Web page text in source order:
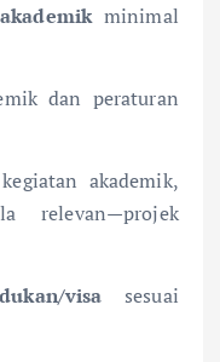
minimal
dan peraturan
akademik,
relevan—projek
visa sesuai